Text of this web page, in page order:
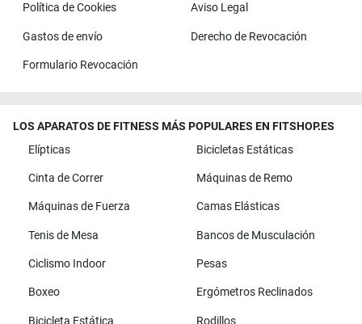
Política de Cookies Aviso Legal
Gastos de envío Derecho de Revocación
Formulario Revocación
LOS APARATOS DE FITNESS MÁS POPULARES EN FITSHOP.ES
Elípticas
Bicicletas Estáticas
Cinta de Correr Máquinas de Remo
Máquinas de Fuerza Camas Elásticas
Tenis de Mesa Bancos de Musculación
Ciclismo Indoor Pesas
Boxeo Ergómetros Reclinados
Bicicleta Estática Rodillos